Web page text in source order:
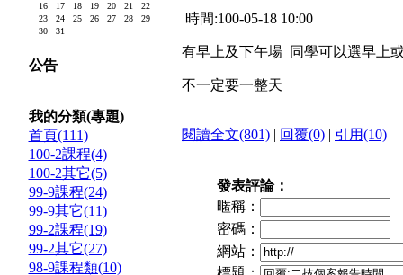
16
17 18 19 20 21
22
23
24 25 26 27 28
29
30
31
公告
我的分類(專題)
首頁(111)
100-2課程(4)
100-2其它(5)
99-9課程(24)
99-9其它(11)
99-2課程(19)
99-2其它(27)
98-9課程類(10)
時間:100-05-18 10:00
有早上及下午場 同學可以選早上
不一定要一整天
閱讀全文(801) | 回覆(0) | 引用(10)
發表評論：
暱稱：
密碼：
網站：